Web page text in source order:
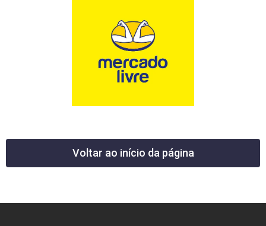
Voltar ao início da página